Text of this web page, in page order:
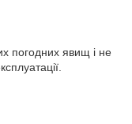
погодних явищ і не